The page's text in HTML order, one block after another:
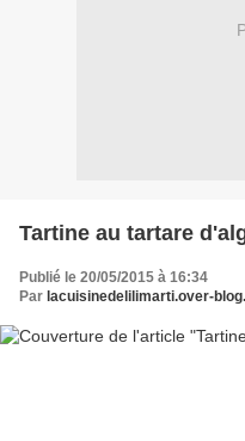
Tartine au tartare
Publié le 20/05/2015 à 16:34
Par lacuisinedelilimarti.over-